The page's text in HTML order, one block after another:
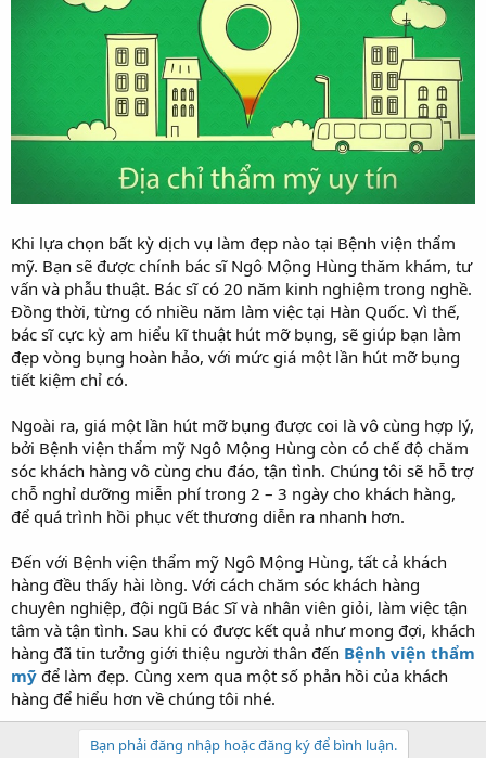
Khi lựa chọn bất kỳ dịch vụ làm đẹp nào tại Bệnh viện thẩm
mỹ. Bạn sẽ được chính bác sĩ Ngô Mộng Hùng thăm khám, tư
vấn và phẫu thuật. Bác sĩ có 20 năm kinh nghiệm trong nghề.
Đồng thời, từng có nhiều năm làm việc tại Hàn Quốc. Vì thế,
bác sĩ cực kỳ am hiểu kĩ thuật hút mỡ bụng, sẽ giúp bạn làm
đẹp vòng bụng hoàn hảo, với mức giá một lần hút mỡ bụng
tiết kiệm chỉ có.
Ngoài ra, giá một lần hút mỡ bụng được coi là vô cùng hợp lý,
bởi Bệnh viện thẩm mỹ Ngô Mộng Hùng còn có chế độ chăm
sóc khách hàng vô cùng chu đáo, tận tình. Chúng tôi sẽ hỗ trợ
chỗ nghỉ dưỡng miễn phí trong 2 – 3 ngày cho khách hàng,
để quá trình hồi phục vết thương diễn ra nhanh hơn.
Đến với Bệnh viện thẩm mỹ Ngô Mộng Hùng, tất cả khách
hàng đều thấy hài lòng. Với cách chăm sóc khách hàng
chuyên nghiệp, đội ngũ Bác Sĩ và nhân viên giỏi, làm việc tận
tâm và tận tình. Sau khi có được kết quả như mong đợi, khách
hàng đã tin tưởng giới thiệu người thân đến Bệnh viện thẩm
mỹ để làm đẹp. Cùng xem qua một số phản hồi của khách
hàng để hiểu hơn về chúng tôi nhé.
Bạn phải đăng nhập hoặc đăng ký để bình luận.